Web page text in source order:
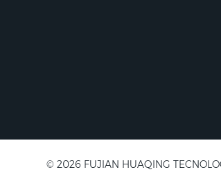
© 2026 FUJIAN HUAQING